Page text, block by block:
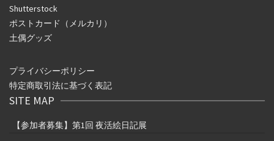
Shutterstock
ポストカード（メルカリ）
土偶グッズ
プライバシーポリシー
特定商取引法に基づく表記
SITE MAP
【参加者募集】第1回 夜活絵日記展